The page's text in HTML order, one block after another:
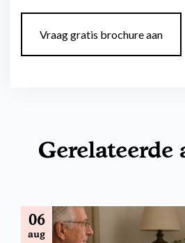
Vraag gratis brochure aan
Gerelateerde
06
aug